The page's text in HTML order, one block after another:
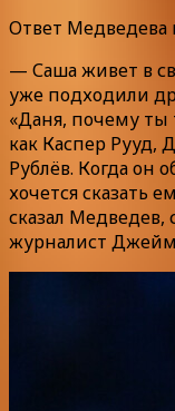
Ответ
— Саша живет в
уже подходили
«Даня, почему ты
как Каспер
Рублёв. Когда он
хочется сказать
сказал Медведев,
журналист